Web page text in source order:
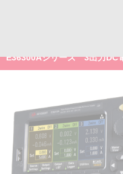
E36300Aシリーズ 3出力